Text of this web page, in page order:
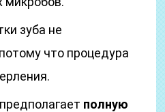
зуба не
что процедура
полную